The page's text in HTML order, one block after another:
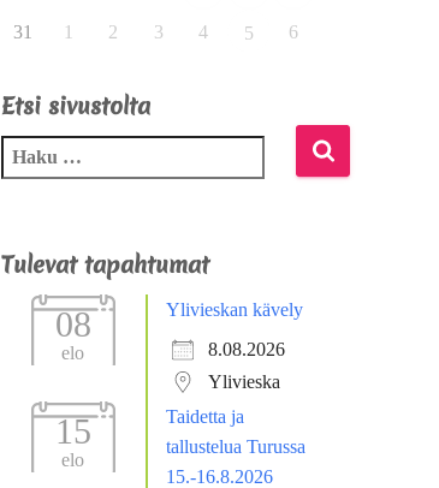
31 1 2 3 4 5 6
Etsi sivustolta
Tulevat tapahtumat
08
elo
Ylivieskan kävely
8.08.2026
Ylivieska
15
elo
Taidetta ja
tallustelua Turussa
15.-16.8.2026